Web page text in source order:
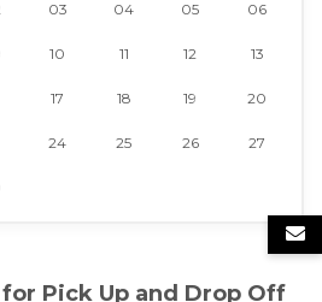
03 04 05 06
10 11 12 13
17 18 19 20
24 25 26 27
Pick Up and Drop Off